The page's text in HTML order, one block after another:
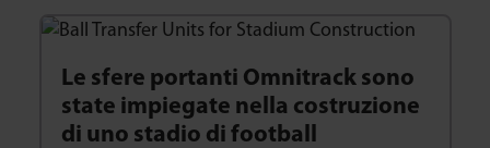
Le sfere portanti Omnitrack sono
state impiegate nella costruzione
di uno stadio di football